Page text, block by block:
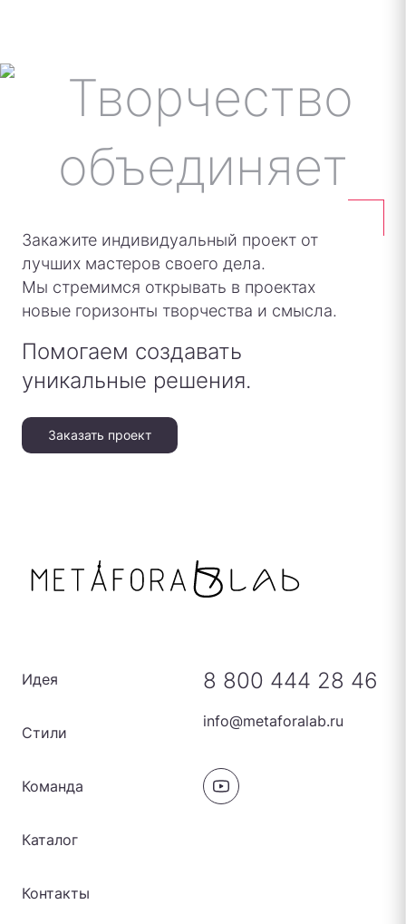
Закажите индивидуальный проект от
лучших мастеров своего дела.
Мы стремимся открывать в проектах
новые горизонты творчества и смысла.
Помогаем создавать
уникальные решения.
Заказать проект
Идея
Стили
Команда
Каталог
Контакты
8 800 444 28 46
info@metaforalab.ru